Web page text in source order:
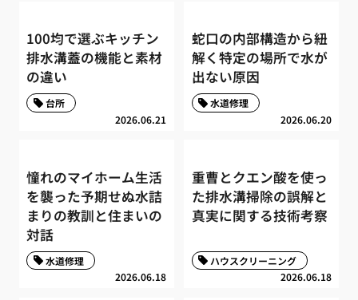
100均で選ぶキッチン
排水溝蓋の機能と素材
の違い
2026.06.21
台所
蛇口の内部構造から紐
解く特定の場所で水が
出ない原因
2026.06.20
水道修理
憧れのマイホーム生活
を襲った予期せぬ水詰
まりの教訓と住まいの
対話
2026.06.18
水道修理
重曹とクエン酸を使っ
た排水溝掃除の誤解と
真実に関する技術考察
2026.06.18
ハウスクリーニング